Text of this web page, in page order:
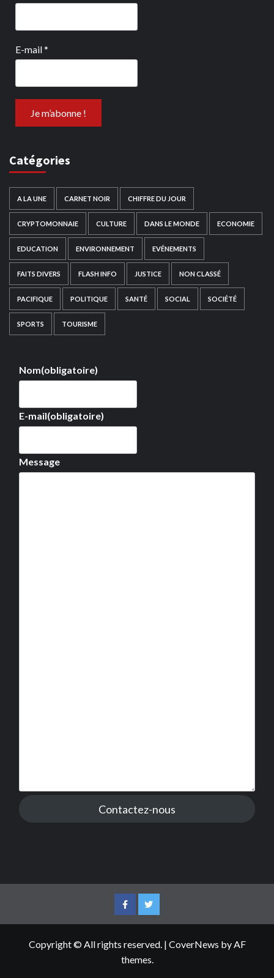
E-mail*
Catégories
A LA UNE CARNET NOIR CHIFFRE DU JOUR
CRYPTOMONNAIE CULTURE DANS LE MONDE ECONOMIE
EDUCATION ENVIRONNEMENT EVÉNEMENTS
FAITS DIVERS FLASH INFO JUSTICE NON CLASSÉ
PACIFIQUE POLITIQUE SANTÉ SOCIAL SOCIÉTÉ
SPORTS TOURISME
Nom(obligatoire)
E-mail(obligatoire)
Message
Contactez-nous
FacebookTwitter
Copyright © All rights reserved. | CoverNews by AF
themes.